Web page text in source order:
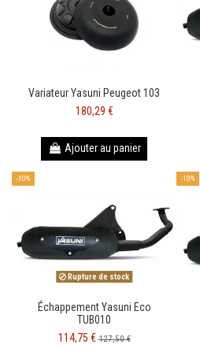
Variateur Yasuni Peugeot 103
180,29 €
Ajouter au panier
-10%
Rupture de stock
Échappement Yasuni Eco
TUB010
114,75 € 127,50 €
-10%